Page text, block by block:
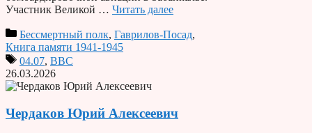
Участник Великой … Читать далее
Бессмертный полк, Гаврилов-Посад,
Книга памяти 1941-1945
04.07, ВВС
26.03.2026
Чердаков Юрий Алексеевич